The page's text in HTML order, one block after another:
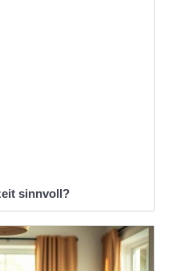
sinnvoll?